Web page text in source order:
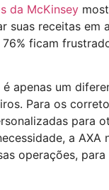
da McKinsey
receitas em
ficam
apenas um
Para os
para
a AXA
operações,